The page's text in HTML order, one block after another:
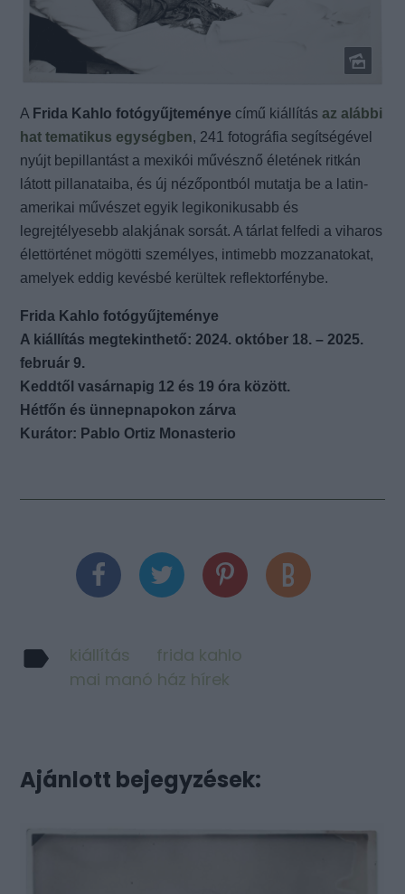
A Frida Kahlo fotógyűjteménye című kiállításaz alábbi
hat tematikus egységben, 241 fotográfia segítségével
nyújt bepillantást a mexikói művésznő életének ritkán
látott pillanataiba, és új nézőpontból mutatja be a latin-
amerikai művészet egyik legikonikusabb és
legrejtélyesebb alakjának sorsát. A tárlat felfedi a viharos
élettörténet mögötti személyes, intimebb mozzanatokat,
amelyek eddig kevésbé kerültek reflektorfénybe.
Frida Kahlo fotógyűjteménye
A kiállítás megtekinthető: 2024. október 18. – 2025.
február 9.
Keddtől vasárnapig 12 és 19 óra között.
Hétfőn és ünnepnapokon zárva
Kurátor: Pablo Ortiz Monasterio
kiállítás
frida kahlo
mai manó ház hírek
Ajánlott bejegyzések: